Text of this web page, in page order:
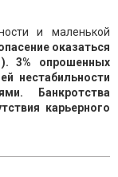
и маленькой
оказаться
). 3% опрошенных
нестабильности
Банкротства
карьерного